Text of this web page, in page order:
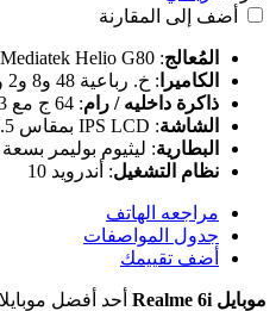
أضف إلى المقارنة
المُعالج: Mediatek Helio G80 ثماني النواة
الكاميرا : خ. رباعية 48 و8 و2 و2 م.ب/ أ. 16 م.ب
ذاكرة داخليه / رام: 64 ج مع 3 رام / 128 ج مع 4 رام
الشاشة: IPS LCD بمقاس 6.5 بوصة
البطارية: ليثيوم بوليمر بسعة 5000 ملّي أمبير
نظام التشغيل: أندرويد 10
مراجعه الهاتف
جدول المواصفات
أضف تقييمك
موبايل Realme 6i أحد أفضل